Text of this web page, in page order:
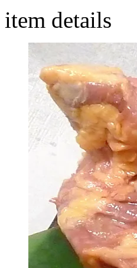
item details